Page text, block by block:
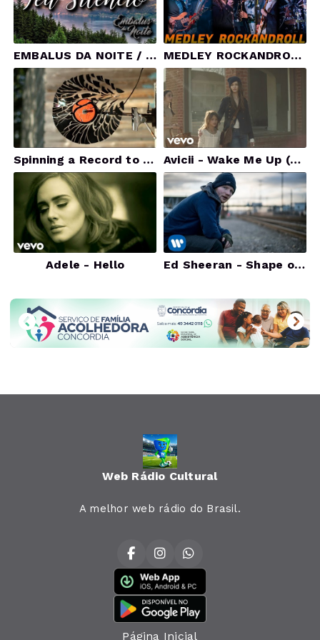
EMBALUS DA NOITE / TEU SILÊNCIO | VÍDEO CLIPE OFICIAL | TOUR 2022 MEDLEY ROCKANDROLL - The Mechanicals Classic Rock
Spinning a Record to Pieces at 12,500fps - The Slow Mo Guys Avicii - Wake Me Up (Official Video)
Adele - Hello Ed Sheeran - Shape of You [Official Video]
Web Rádio Cultural
A melhor web rádio do Brasil.
Página Inicial